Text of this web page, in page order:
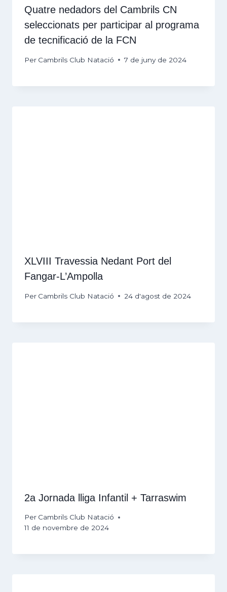
Quatre nedadors del Cambrils CN
seleccionats per participar al programa
de tecnificació de la FCN
Per Cambrils Club Natació 7 de juny de 2024
XLVIII Travessia Nedant Port del
Fangar-L’Ampolla
Per Cambrils Club Natació 24 d'agost de 2024
2a Jornada lliga Infantil + Tarraswim
Per Cambrils Club Natació
11 de novembre de 2024